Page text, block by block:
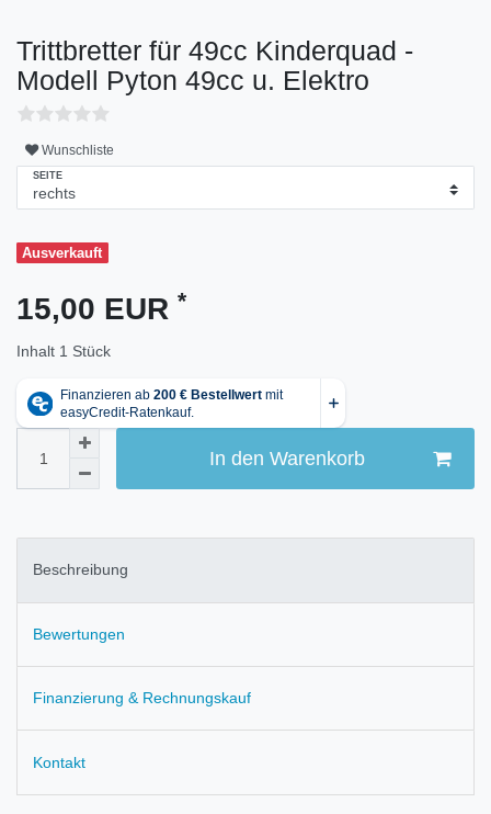
Trittbretter für 49cc Kinderquad -
Modell Pyton 49cc u. Elektro
Wunschliste
SEITE
Ausverkauft
15,00 EUR *
Inhalt 1 Stück
In den Warenkorb
Beschreibung
Bewertungen
Finanzierung & Rechnungskauf
Kontakt